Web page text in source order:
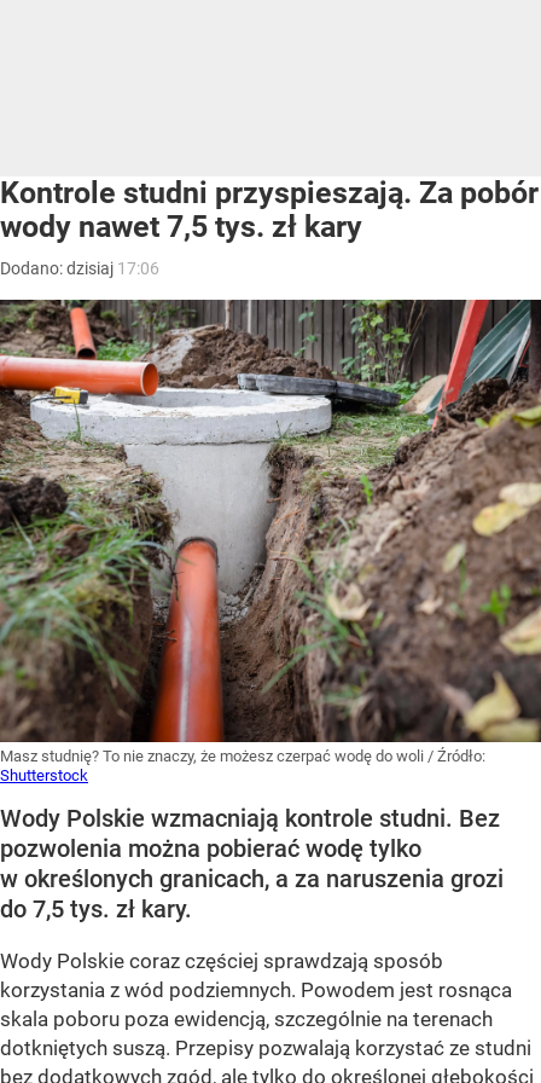
Kontrole studni przyspieszają. Za pobór
wody nawet 7,5 tys. zł kary
Dodano:dzisiaj 17:06
Masz studnię? To nie znaczy, że możesz czerpać wodę do woli / Źródło:
Shutterstock
Wody Polskie wzmacniają kontrole studni. Bez
pozwolenia można pobierać wodę tylko
w określonych granicach, a za naruszenia grozi
do 7,5 tys. zł kary.
Wody Polskie coraz częściej sprawdzają sposób
korzystania z wód podziemnych. Powodem jest rosnąca
skala poboru poza ewidencją, szczególnie na terenach
dotkniętych suszą. Przepisy pozwalają korzystać ze studni
bez dodatkowych zgód, ale tylko do określonej głębokości